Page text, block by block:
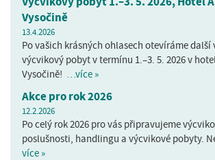
Vysočině
13.4.2026
Po vašich krásných ohlasech otevíráme další
výcvikový pobyt v termínu 1.–3. 5. 2026 v
Vysočině! …více »
Akce pro rok 2026
12.2.2026
Po celý rok 2026 pro vás připravujeme
poslušnosti, handlingu a výcvikové pobyty.
více »